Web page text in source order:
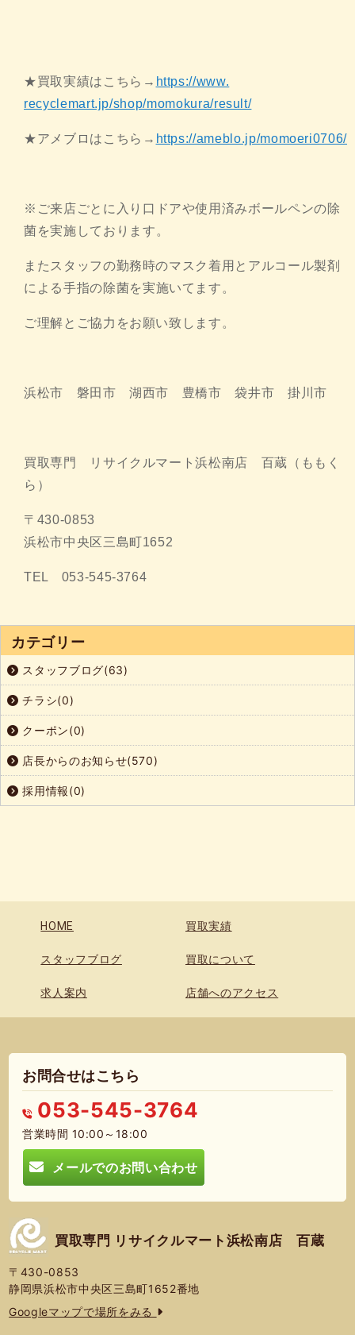
★買取実績はこちら→ https://www.
recyclemart.jp/shop/momokura/result/
★アメブロはこちら→ https://ameblo.jp/momoeri0706/
※ ご来店ごとに入り口ドアや使用済みボールペンの除
菌を実施してお ります。
またスタッフの勤務時のマスク着用とアルコール製剤
による手指の除菌を実施いてます。
ご理解とご協力をお願い致します。
浜松市 磐田市 湖西市 豊橋市 袋井市 掛川市
買取専門 リサイクルマート浜松南店 百蔵（ももく
ら）
〒430-0853
浜松市中央区三島町1652
TEL 053-545-3764
カテゴリー
スタッフブログ(63)
チラシ(0)
クーポン(0)
店長からのお知らせ(570)
採用情報(0)
HOME 買取実績
スタッフブログ 買取について
求人案内 店舗へのアクセス
お問合せはこちら
053-545-3764
営業時間 10:00～18:00
メールでのお問い合わせ
買取専門 リサイクルマート浜松南店 百蔵
〒430-0853
静岡県浜松市中央区三島町1652番地
Googleマップで場所をみる